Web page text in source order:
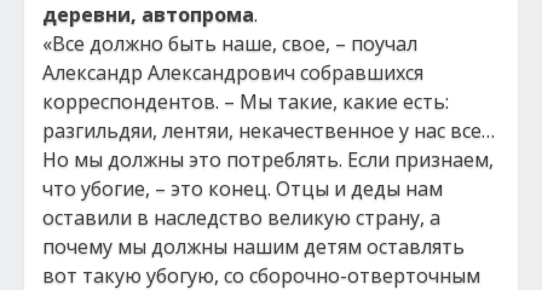
деревни, автопрома.
«Все должно быть наше, свое, – поучал
Александр Александрович собравшихся
корреспондентов. – Мы такие, какие есть:
разгильдяи, лентяи, некачественное у нас все…
Но мы должны это потреблять. Если признаем,
что убогие, – это конец. Отцы и деды нам
оставили в наследство великую страну, а
почему мы должны нашим детям оставлять
вот такую убогую, со сборочно-отверточным